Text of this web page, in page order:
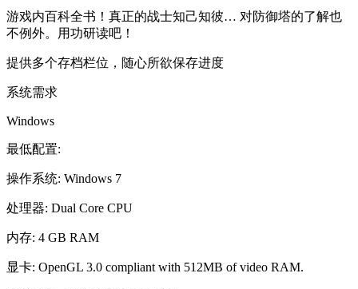
游戏内百科全书！真正的战士知己知彼… 对防御塔的了解也
不例外。用功研读吧！
提供多个存档栏位，随心所欲保存进度
系统需求
Windows
最低配置:
操作系统: Windows 7
处理器: Dual Core CPU
内存: 4 GB RAM
显卡: OpenGL 3.0 compliant with 512MB of video RAM.